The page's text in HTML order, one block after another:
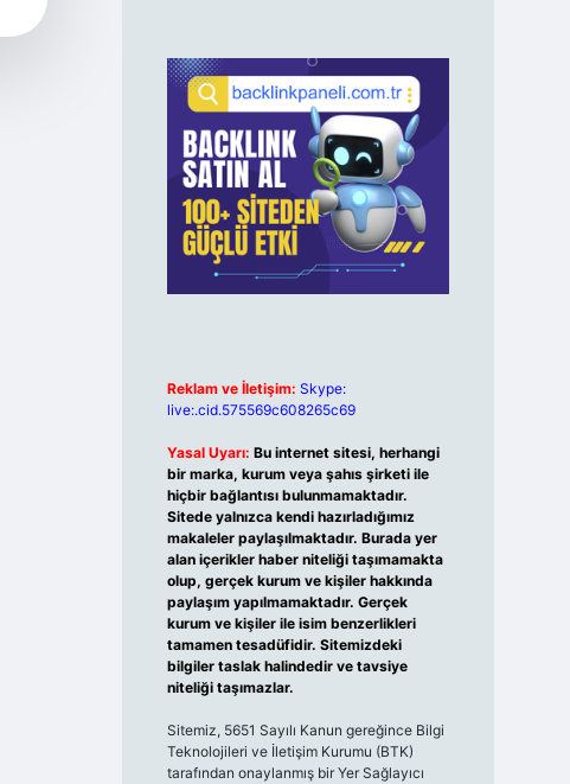
Reklam ve İletişim: Skype:
live:.cid.575569c608265c69
Yasal Uyarı: Bu internet sitesi, herhangi
bir marka, kurum veya şahıs şirketi ile
hiçbir bağlantısı bulunmamaktadır.
Sitede yalnızca kendi hazırladığımız
makaleler paylaşılmaktadır. Burada yer
alan içerikler haber niteliği taşımamakta
olup, gerçek kurum ve kişiler hakkında
paylaşım yapılmamaktadır. Gerçek
kurum ve kişiler ile isim benzerlikleri
tamamen tesadüfidir. Sitemizdeki
bilgiler taslak halindedir ve tavsiye
niteliği taşımazlar.
Sitemiz, 5651 Sayılı Kanun gereğince Bilgi
Teknolojileri ve İletişim Kurumu (BTK)
tarafından onaylanmış bir Yer Sağlayıcı